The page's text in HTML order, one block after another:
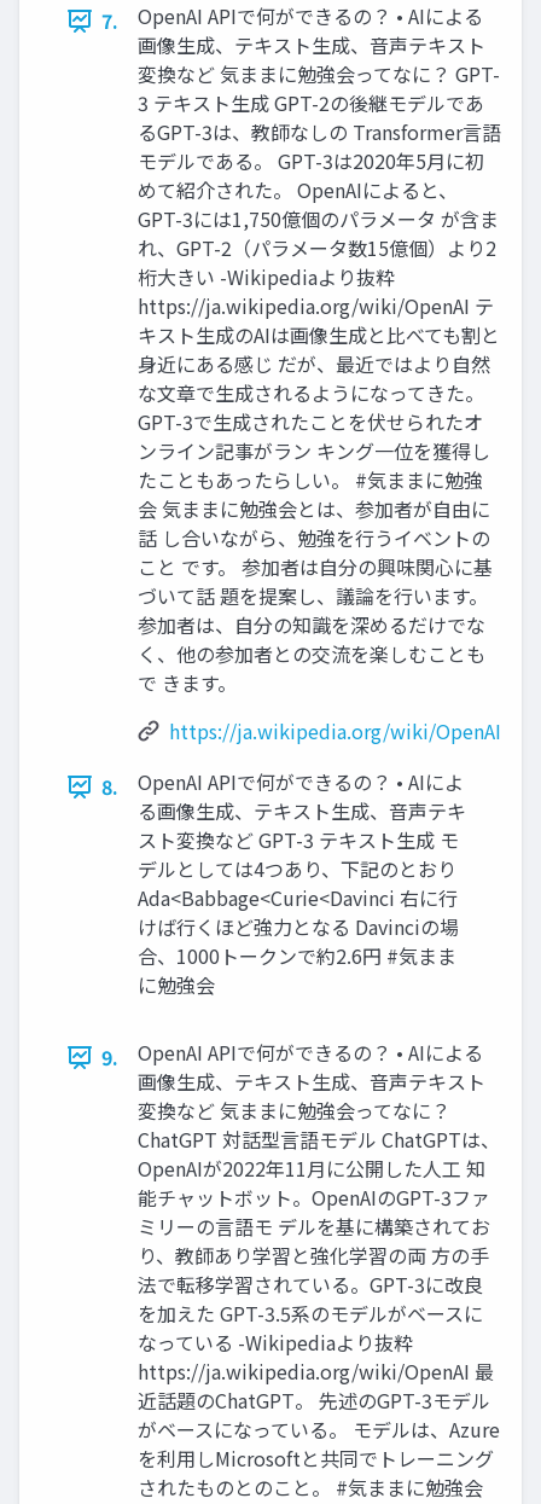
7.
OpenAI APIで何ができるの？ • AIによる
画像生成、テキスト生成、音声テキスト
変換など 気ままに勉強会ってなに？ GPT-
3 テキスト生成 GPT-2の後継モデルであ
るGPT-3は、教師なしの Transformer言語
モデルである。 GPT-3は2020年5月に初
めて紹介された。 OpenAIによると、
GPT-3には1,750億個のパラメータ が含ま
れ、GPT-2（パラメータ数15億個）より2
桁大きい -Wikipediaより抜粋
https://ja.wikipedia.org/wiki/OpenAI テ
キスト生成のAIは画像生成と比べても割と
身近にある感じ だが、最近ではより自然
な文章で生成されるようになってきた。
GPT-3で生成されたことを伏せられたオ
ンライン記事がラン キング一位を獲得し
たこともあったらしい。 #気ままに勉強
会 気ままに勉強会とは、参加者が自由に
話 し合いながら、勉強を行うイベントの
こと です。 参加者は自分の興味関心に基
づいて話 題を提案し、議論を行います。
参加者は、自分の知識を深めるだけでな
く、他の参加者との交流を楽しむことも
で きます。
https://ja.wikipedia.org/wiki/OpenAI
8.
OpenAI APIで何ができるの？ • AIによ
る画像生成、テキスト生成、音声テキ
スト変換など GPT-3 テキスト生成 モ
デルとしては4つあり、下記のとおり
Ada<Babbage<Curie<Davinci 右に行
けば行くほど強力となる Davinciの場
合、1000トークンで約2.6円 #気まま
に勉強会
9.
OpenAI APIで何ができるの？ • AIによる
画像生成、テキスト生成、音声テキスト
変換など 気ままに勉強会ってなに？
ChatGPT 対話型言語モデル ChatGPTは、
OpenAIが2022年11月に公開した人工 知
能チャットボット。OpenAIのGPT-3ファ
ミリーの言語モ デルを基に構築されてお
り、教師あり学習と強化学習の両 方の手
法で転移学習されている。GPT-3に改良
を加えた GPT-3.5系のモデルがベースに
なっている -Wikipediaより抜粋
https://ja.wikipedia.org/wiki/OpenAI 最
近話題のChatGPT。 先述のGPT-3モデル
がベースになっている。 モデルは、Azure
を利用しMicrosoftと共同でトレーニング
されたものとのこと。 #気ままに勉強会